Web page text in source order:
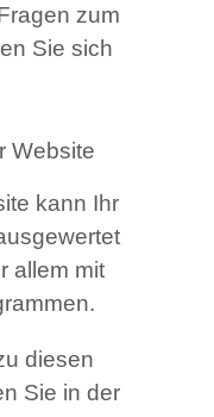
zum
Sie sich
Website
kann Ihr
allem mit
diesen
Sie in der